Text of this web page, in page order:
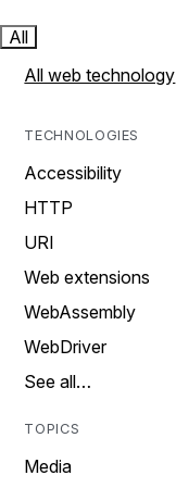
All
All web technology
TECHNOLOGIES
Accessibility
HTTP
URI
Web extensions
WebAssembly
WebDriver
See all…
TOPICS
Media